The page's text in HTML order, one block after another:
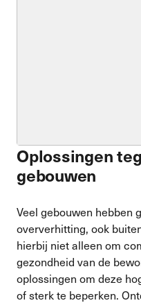
Oplossingen
gebouwen
Veel gebouwen hebben
oververhitting, ook
hierbij niet alleen om
gezondheid van de
oplossingen om deze
of sterk te beperken.